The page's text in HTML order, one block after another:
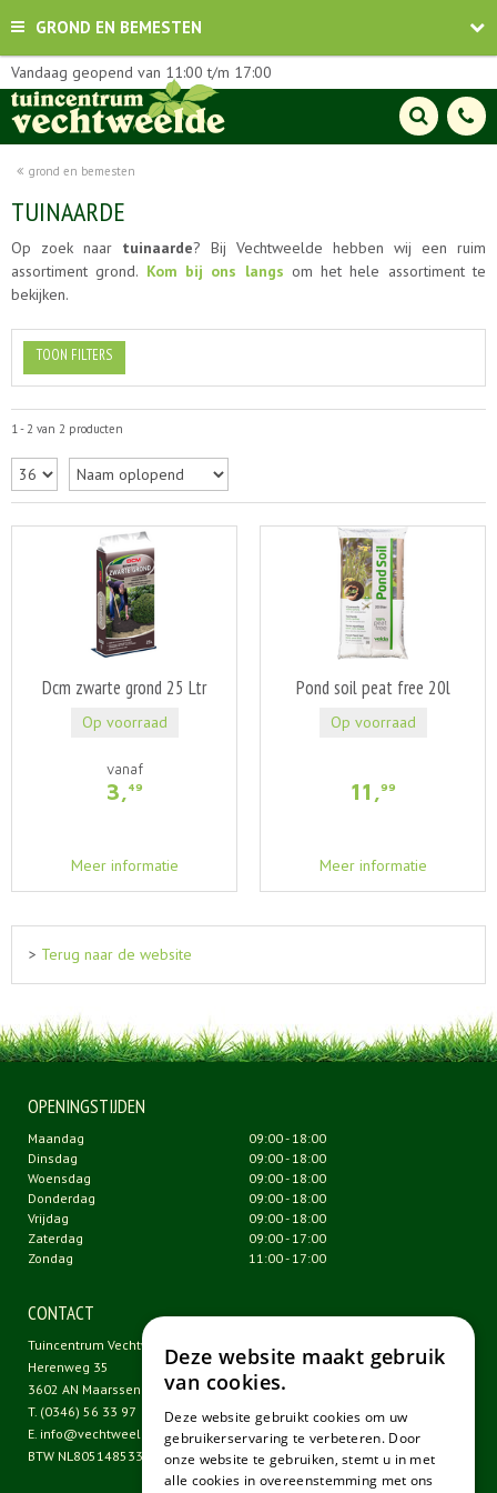
GROND EN BEMESTEN
grond en bemesten
Vandaag geopend van 11:00 t/m 17:00
TUINAARDE
Op zoek naar tuinaarde? Bij Vechtweelde hebben wij een ruim
assortiment grond. Kom bij ons langs om het hele assortiment te
bekijken.
TOON FILTERS
1 - 2 van 2 producten
Dcm zwarte grond 25 Ltr
vanaf
3,49
Meer informatie
Op voorraad
Pond soil peat free 20l
11 ,99
Meer informatie
Op voorraad
> Terug naar de website
OPENINGSTIJDEN
Maandag
09:00 - 18:00
Dinsdag
09:00 - 18:00
Woensdag
09:00 - 18:00
Donderdag
09:00 - 18:00
Vrijdag
09:00 - 18:00
Zaterdag
09:00 - 17:00
Zondag
11:00 - 17:00
CONTACT
Tuincentrum Vechtweelde
Herenweg 35
3602 AN Maarssen
T. (0346) 56 33 97
E. info@vechtweelde.nl
BTW NL805148533B01
Deze website maakt gebruik
van cookies.
Deze website gebruikt cookies om uw
gebruikerservaring te verbeteren. Door
onze website te gebruiken, stemt u in met
alle cookies in overeenstemming met ons